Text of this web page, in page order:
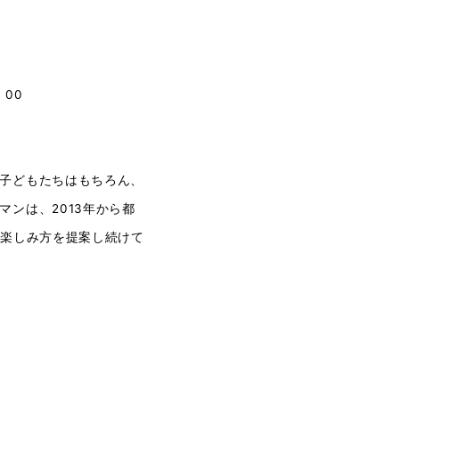
00
どもたちはもちろん、
ンは、2013年から都
しみ方を提案し続けて